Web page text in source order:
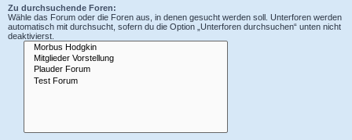
Zu durchsuchende Foren:
Wähle das Forum oder die Foren aus, in denen gesucht werden soll. Unterforen werden
automatisch mit durchsucht, sofern du die Option „Unterforen durchsuchen“ unten nicht
deaktivierst.